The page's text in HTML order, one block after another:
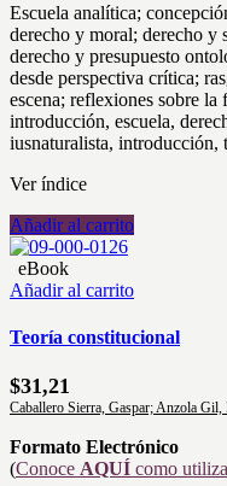
Escuela analítica;
derecho y moral; derecho y
derecho y presupuesto
desde perspectiva crítica;
escena; reflexiones sobre
introducción, escuela,
iusnaturalista, introducción,
Ver índice
Añadir al carrito
eBook
Añadir al carrito
Teoría constitucional
$31,21
Caballero Sierra, Gaspar; Anzola Gil,
Formato Electrónico
(Conoce AQUÍ como